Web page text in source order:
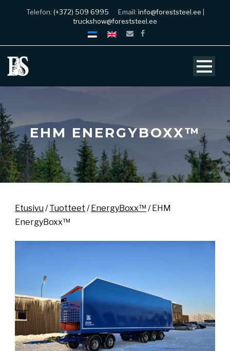
Telefon: (+372) 509 6995 Email: info@foreststeel.ee
truckshow@foreststeel.ee
EHM ENERGYBOXX™
Etusivu/Tuotteet /EnergyBoxx™ / EHM
EnergyBoxx™